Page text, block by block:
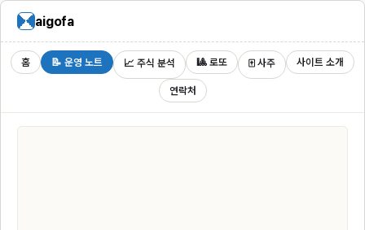
aigofa
홈 📝 운영 노트 📈 주식 분석 🎱 로또 🀄 사주 사이트 소개
연락처